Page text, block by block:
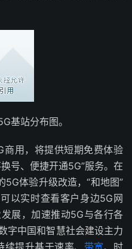
基站分布图。
用，将提供短期免费体验
号、便捷开通5G”服务。在
5G体验升级改造，“和地图”
以实时查看客户身边5G网
展，加速推动5G与各行各
字中国和智慧社会建设主力
提升基于速率、 带宽、时